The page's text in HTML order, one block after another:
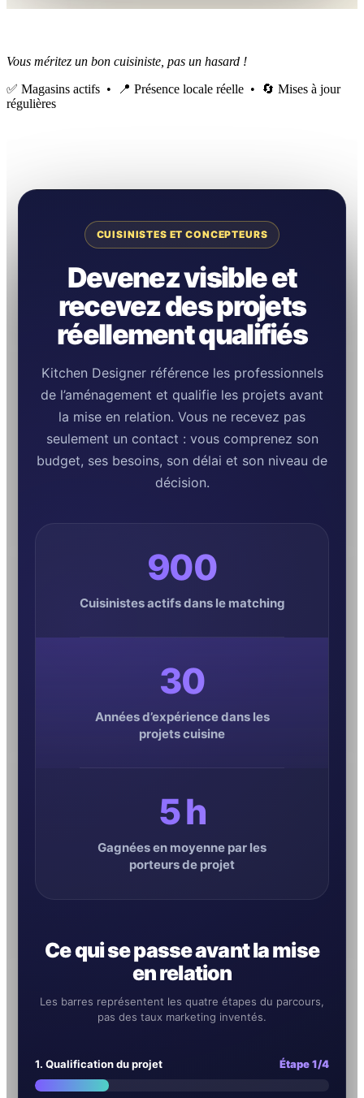
Vous méritez un bon cuisiniste, pas un hasard !
✅ Magasins actifs • 📍 Présence locale réelle • 🔄 Mises à jour
régulières
CUISINISTES ET CONCEPTEURS
Devenez visible et
recevez des projets
réellement qualifiés
Kitchen Designer référence les professionnels
de l’aménagement et qualifie les projets avant
la mise en relation. Vous ne recevez pas
seulement un contact : vous comprenez son
budget, ses besoins, son délai et son niveau de
décision.
900
Cuisinistes actifs dans le matching
30
Années d’expérience dans les
projets cuisine
5 h
Gagnées en moyenne par les
porteurs de projet
Ce qui se passe avant la mise
en relation
Les barres représentent les quatre étapes du parcours,
pas des taux marketing inventés.
1. Qualification du projet Étape 1/4